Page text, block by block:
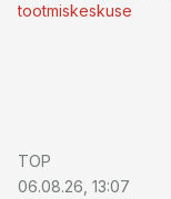
tootmiskeskuse
TOP
06.08.26, 13:07